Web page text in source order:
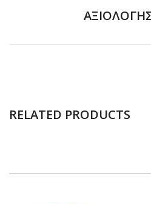
RELATED PRODUCTS